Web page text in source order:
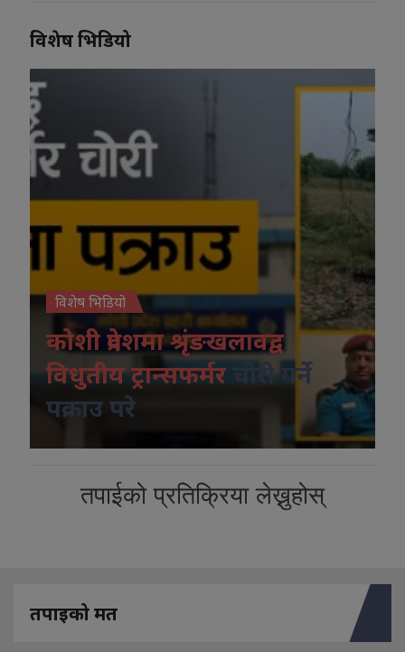
विशेष भिडियो
विशेष भिडियो
कोशी प्रदेशमा श्रृंङखलावद्व
विधुतीय ट्रान्सफर्मर
चोरी गर्ने
पक्राउ परे
तपाईको प्रतिक्रिया लेख्नुहोस्
तपाइको मत